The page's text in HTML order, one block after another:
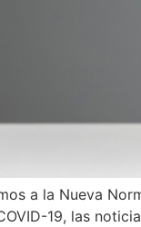
a la Nueva
19, las